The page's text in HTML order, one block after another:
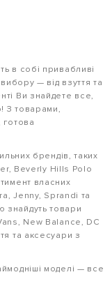
в собі привабливі
— від взуття та
Ви знайдете все,
З товарами,
брендів, таких
Beverly Hills Polo
власних
Jenny, Sprandi та
знайдуть товари
New Balance, DC
та аксесуари з
моделі — все